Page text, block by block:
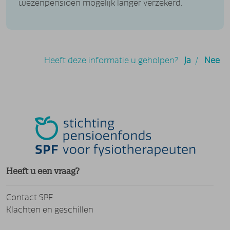
Bekijk het filmpje over spreiding en
wezenpensioen mogelijk langer verzekerd.
Heeft deze informatie u geholpen? Ja / Nee
Heeft u een vraag?
Contact SPF
Klachten en geschillen